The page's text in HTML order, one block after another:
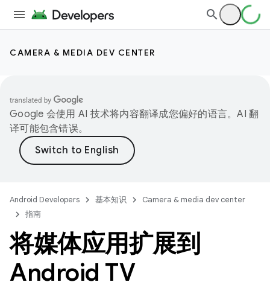
CAMERA & MEDIA DEV CENTER
Google 会使用 AI 技术将内容翻译成您偏好的语言。AI 翻
译可能包含错误。
Android Developers 基本知识
Camera & media dev center
指南
将媒体应用扩展到
Android TV